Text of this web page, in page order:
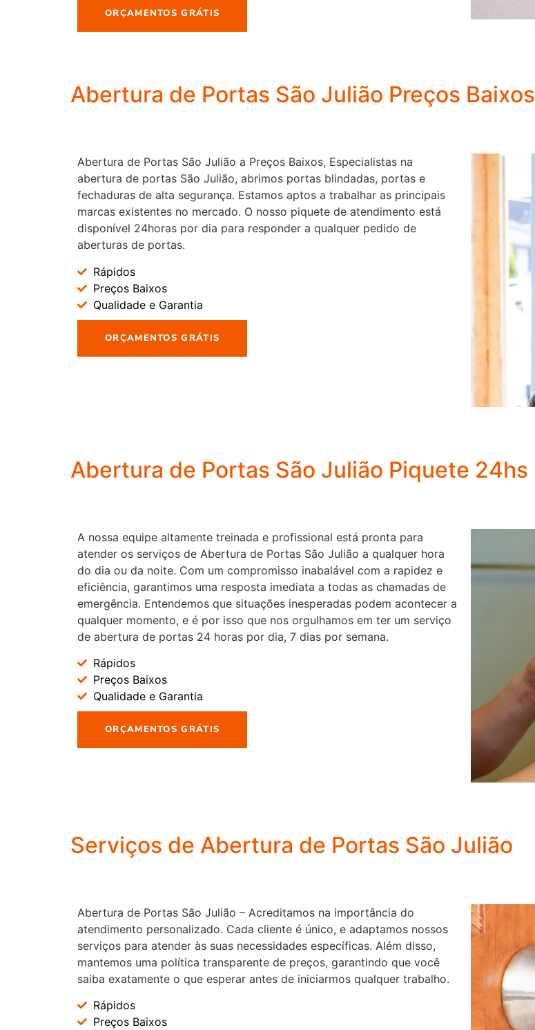
ORÇAMENTOS GRÁTIS
Abertura de Portas São Julião Preços Baixos
Abertura de Portas São Julião a Preços Baixos, Especialistas na
abertura de portas São Julião, abrimos portas blindadas, portas e
fechaduras de alta segurança. Estamos aptos a trabalhar as principais
marcas existentes no mercado. O nosso piquete de atendimento está
disponível 24horas por dia para responder a qualquer pedido de
aberturas de portas.
Rápidos
Preços Baixos
Qualidade e Garantia
ORÇAMENTOS GRÁTIS
Abertura de Portas São Julião Piquete 24hs
A nossa equipe altamente treinada e profissional está pronta para
atender os serviços de Abertura de Portas São Julião a qualquer hora
do dia ou da noite. Com um compromisso inabalável com a rapidez e
eficiência, garantimos uma resposta imediata a todas as chamadas de
emergência. Entendemos que situações inesperadas podem acontecer a
qualquer momento, e é por isso que nos orgulhamos em ter um serviço
de abertura de portas 24 horas por dia, 7 dias por semana.
Rápidos
Preços Baixos
Qualidade e Garantia
ORÇAMENTOS GRÁTIS
Serviços de Abertura de Portas São Julião
Abertura de Portas São Julião – Acreditamos na importância do
atendimento personalizado. Cada cliente é único, e adaptamos nossos
serviços para atender às suas necessidades específicas. Além disso,
mantemos uma política transparente de preços, garantindo que você
saiba exatamente o que esperar antes de iniciarmos qualquer trabalho.
Rápidos
Preços Baixos